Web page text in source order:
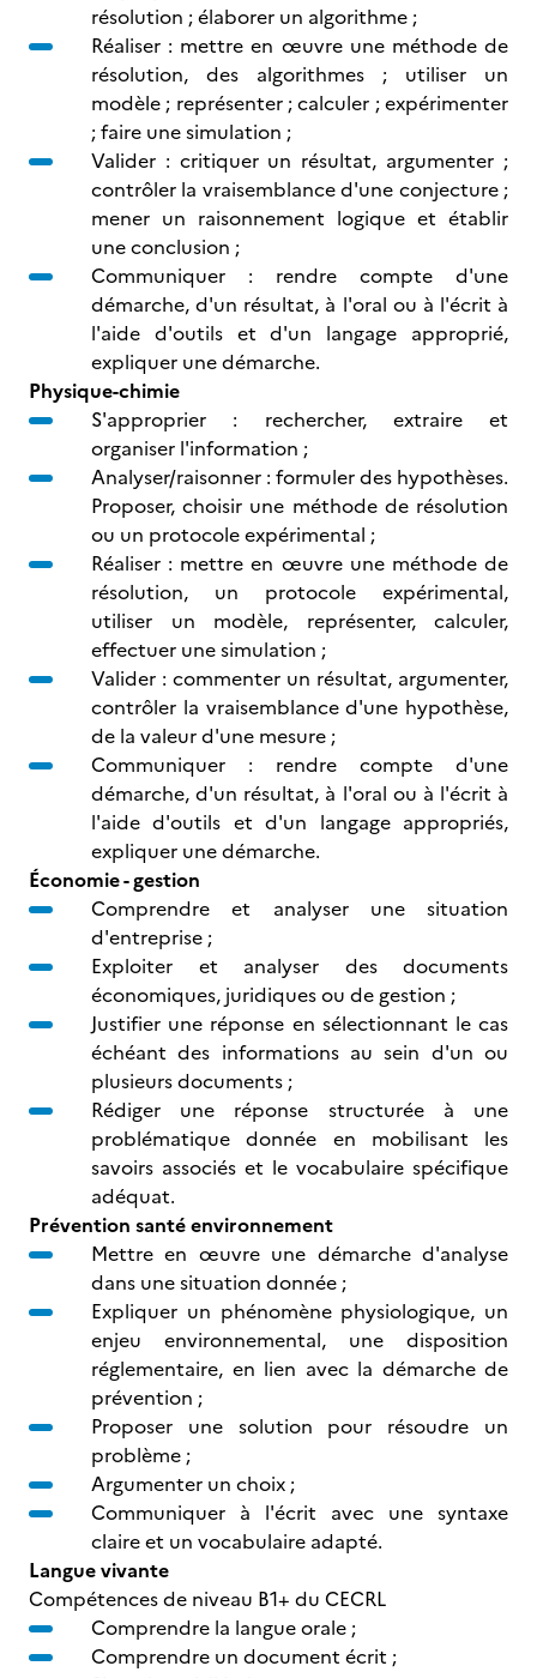
résolution ; élaborer un algorithme ;
Réaliser : mettre en œuvre une méthode de
résolution, des algorithmes ; utiliser un
modèle ; représenter ; calculer ; expérimenter
; faire une simulation ;
Valider : critiquer un résultat, argumenter ;
contrôler la vraisemblance d'une conjecture ;
mener un raisonnement logique et établir
une conclusion ;
Communiquer : rendre compte d'une
démarche, d'un résultat, à l'oral ou à l'écrit à
l'aide d'outils et d'un langage approprié,
expliquer une démarche.
Physique-chimie
S'approprier : rechercher, extraire et
organiser l'information ;
Analyser/raisonner : formuler des hypothèses.
Proposer, choisir une méthode de résolution
ou un protocole expérimental ;
Réaliser : mettre en œuvre une méthode de
résolution, un protocole expérimental,
utiliser un modèle, représenter, calculer,
effectuer une simulation ;
Valider : commenter un résultat, argumenter,
contrôler la vraisemblance d'une hypothèse,
de la valeur d'une mesure ;
Communiquer : rendre compte d'une
démarche, d'un résultat, à l'oral ou à l'écrit à
l'aide d'outils et d'un langage appropriés,
expliquer une démarche.
Économie - gestion
Comprendre et analyser une situation
d'entreprise ;
Exploiter et analyser des documents
économiques, juridiques ou de gestion ;
Justifier une réponse en sélectionnant le cas
échéant des informations au sein d'un ou
plusieurs documents ;
Rédiger une réponse structurée à une
problématique donnée en mobilisant les
savoirs associés et le vocabulaire spécifique
adéquat.
Prévention santé environnement
Mettre en œuvre une démarche d'analyse
dans une situation donnée ;
Expliquer un phénomène physiologique, un
enjeu environnemental, une disposition
réglementaire, en lien avec la démarche de
prévention ;
Proposer une solution pour résoudre un
problème ;
Argumenter un choix ;
Communiquer à l'écrit avec une syntaxe
claire et un vocabulaire adapté.
Langue vivante
Compétences de niveau B1+ du CECRL
Comprendre la langue orale ;
Comprendre un document écrit ;